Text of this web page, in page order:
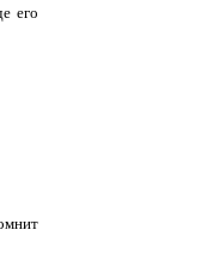
его